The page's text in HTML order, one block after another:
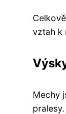
vztah k
Mechy